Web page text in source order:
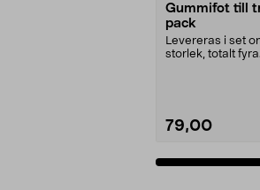
Gummifot till
pack
Levereras i set
storlek, totalt fyra
79,00